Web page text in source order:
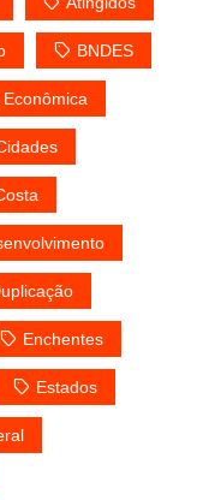
BNDES
Enchentes
Estados